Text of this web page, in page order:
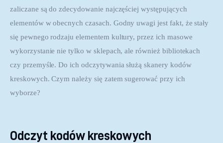
zaliczane są do zdecydowanie najczęściej występujących
elementów w obecnych czasach. Godny uwagi jest fakt, że stały
się pewnego rodzaju elementem kultury, przez ich masowe
wykorzystanie nie tylko w sklepach, ale również bibliotekach
czy przemyśle. Do ich odczytywania służą skanery kodów
kreskowych. Czym należy się zatem sugerować przy ich
wyborze?
Odczyt kodów kreskowych